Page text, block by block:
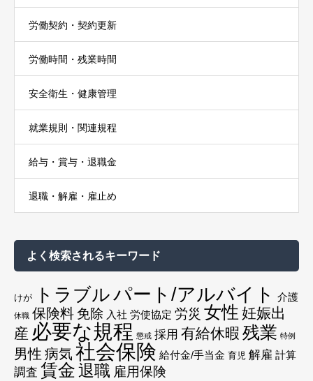
労働契約・契約更新
労働時間・残業時間
安全衛生・健康管理
就業規則・関連規程
給与・賞与・退職金
退職・解雇・雇止め
よく検索されるキーワード
けが トラブルパート/アルバイト 介護
休職 保険料 免除 入社 労使協定 労災 女性 妊娠出
産 必要な規程 懲戒 採用 有給休暇 残業 特例
男性 病気 社会保険 給付金/手当金 育児 解雇 計算
調査 賃金退職 雇用保険